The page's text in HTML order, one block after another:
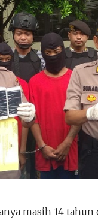
masih 14 tahun